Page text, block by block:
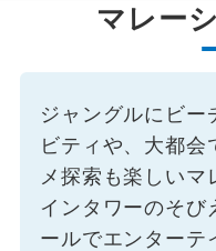
マレー
ジャングルにビー
ビティや、大都
メ探索も楽しいマ
インタワーのそ
ールでエンターテ